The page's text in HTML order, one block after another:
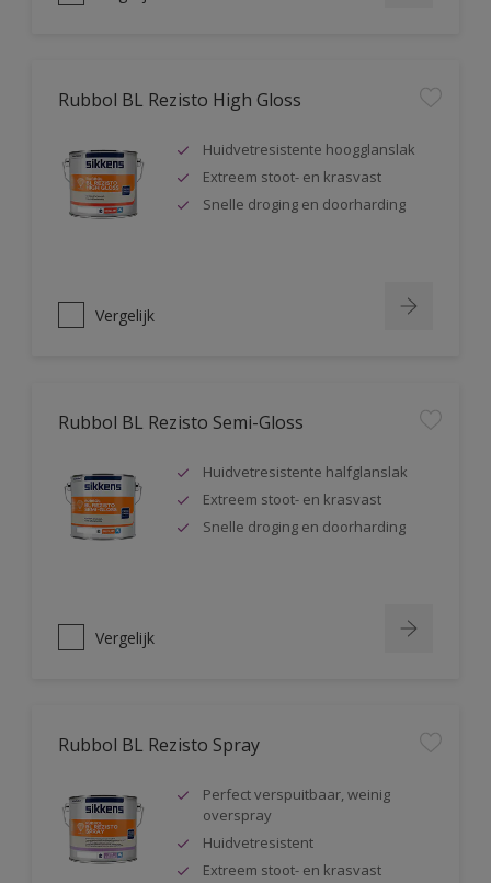
Rubbol BL Rezisto High Gloss
Huidvetresistente hoogglanslak
Extreem stoot- en krasvast
Snelle droging en doorharding
Vergelijk
Rubbol BL Rezisto Semi-Gloss
Huidvetresistente halfglanslak
Extreem stoot- en krasvast
Snelle droging en doorharding
Vergelijk
Rubbol BL Rezisto Spray
Perfect verspuitbaar, weinig
overspray
Huidvetresistent
Extreem stoot- en krasvast